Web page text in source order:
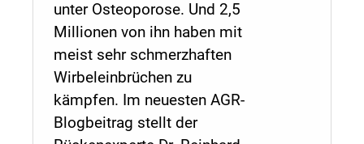
unter Osteoporose. Und 2,5
Millionen von ihn haben mit
meist sehr schmerzhaften
Wirbeleinbrüchen zu
kämpfen. Im neuesten AGR-
Blogbeitrag stellt der